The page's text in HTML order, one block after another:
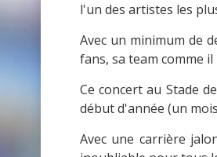
l'un des artistes les
Avec un minimum de
fans, sa team comme il
Ce concert au Stade
début d'année (un
Avec une carrière